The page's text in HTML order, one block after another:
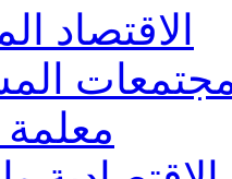
الاقتصاد
معلمة